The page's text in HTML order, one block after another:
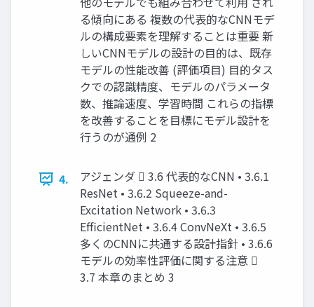
る傾向にある 複数の代表的なCNNモデ
ルの構成要素を理解することは重要 新
しいCNNモデルの設計の目的は、既存
モデルの性能改善 (評価項目) 目的タス
クでの認識精度、モデルのパラメータ
数、推論速度、学習時間 これらの指標
を改善することを目標にモデル設計を
行うのが通例 2
4.
アジェンダ  3.6 代表的なCNN • 3.6.1
ResNet • 3.6.2 Squeeze-and-
Excitation Network • 3.6.3
EfficientNet • 3.6.4 ConvNeXt • 3.6.5
多くのCNNに共通する設計指針 • 3.6.6
モデルの効率性評価に関する注意 
3.7 本章のまとめ 3